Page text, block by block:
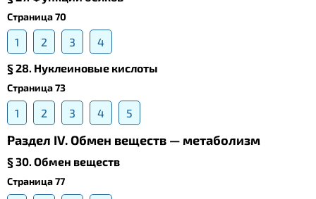
Страница 70
1 2 3
4
§ 28. Нуклеиновые кислоты
Страница 73
1 2 3 4 5
Раздел IV. Обмен веществ — метаболизм
§ 30. Обмен веществ
Страница 77